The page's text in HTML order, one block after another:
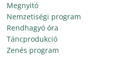
Megnyitó
Nemzetiségi program
Rendhagyó óra
Táncprodukció
Zenés program